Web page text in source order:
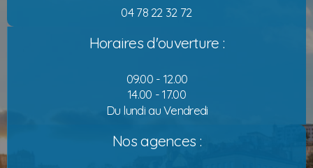
04 78 22 32 72
Horaires d'ouverture :
09.00 - 12.00
14.00 - 17.00
Du lundi au Vendredi
Nos agences :